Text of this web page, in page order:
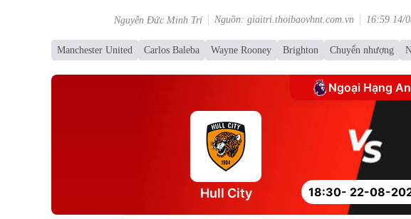
Nguyễn Đức Minh Trí Nguồn: giaitri.thoibaovhnt.com.vn 16:59 14/
Manchester United Carlos Baleba Wayne Rooney Brighton Chuyển nhượng
Ngoại Hạng
18:30- 22-08-
Hull City